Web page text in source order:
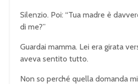
Silenzio. Poi: “Tua madre è
di me?”
Guardai mamma. Lei era girata
aveva sentito tutto.
Non so perché quella domanda